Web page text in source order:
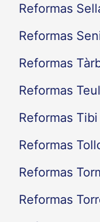
Reformas
Reformas
Reformas
Reformas
Reformas Tibi
Reformas
Reformas
Reformas